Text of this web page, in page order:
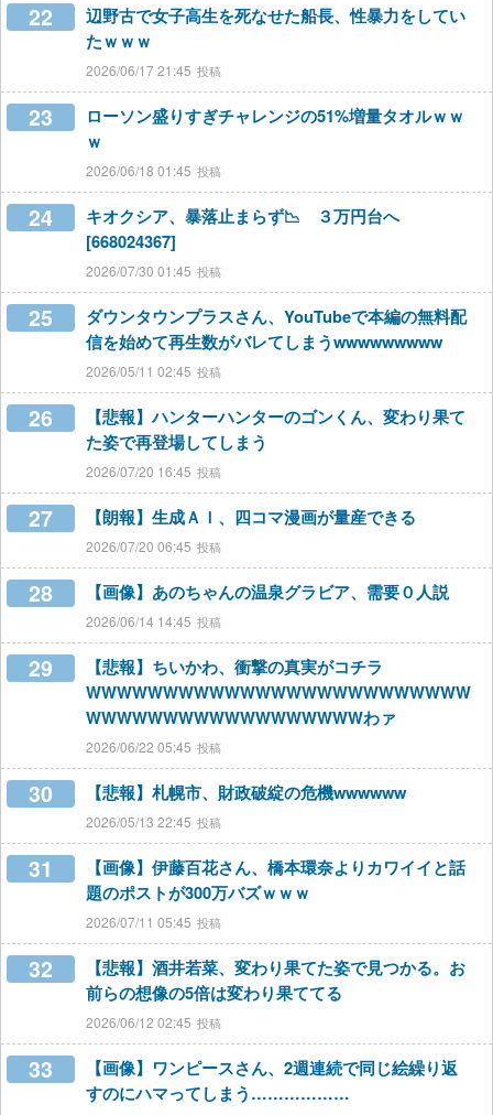
22
辺野古で女子高生を死なせた船長、性暴力をしてい
たｗｗｗ
2026/06/17 21:45
23
ローソン盛りすぎチャレンジの51%増量タオルｗｗ
ｗ
2026/06/18 01:45
24
キオクシア、暴落止まらず📉 ３万円台へ
[668024367]
2026/07/30 01:45
25
ダウンタウンプラスさん、YouTubeで本編の無料配
信を始めて再生数がバレてしまうwwwwwwwww
2026/05/11 02:45
26
【悲報】ハンターハンターのゴンくん、変わり果て
た姿で再登場してしまう
2026/07/20 16:45
27 【朗報】生成ＡＩ、四コマ漫画が量産できる
2026/07/20 06:45
28 【画像】あのちゃんの温泉グラビア、需要０人説
2026/06/14 14:45
29
【悲報】ちいかわ、衝撃の真実がコチラ
WWWWWWWWWWWWWWWWWWWWWWWWW
WWWWWWWWWWWWWWWWWWわァ
2026/06/22 05:45
30 【悲報】札幌市、財政破綻の危機wwwwww
2026/05/13 22:45
31
【画像】伊藤百花さん、橋本環奈よりカワイイと話
題のポストが300万バズｗｗｗ
2026/07/11 05:45
32
【悲報】酒井若菜、変わり果てた姿で見つかる。お
前らの想像の5倍は変わり果ててる
2026/06/12 02:45
33
【画像】ワンピースさん、2週連続で同じ絵繰り返
すのにハマってしまう………………